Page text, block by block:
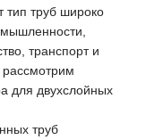
тип труб широко
транспорт и
рассмотрим
для двухслойных
труб